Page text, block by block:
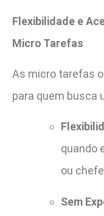
Flexibilidade e
Micro Tarefas
As micro tarefas
para quem busca
quando
ou
Sem